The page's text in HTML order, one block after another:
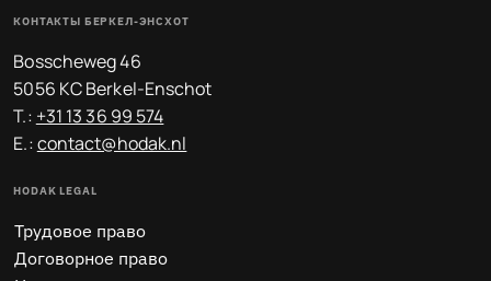
КОНТАКТЫ БЕРКЕЛ-ЭНСХОТ
Bosscheweg 46
5056 KC Berkel-Enschot
T.: +31 13 36 99 574
E.:contact@hodak.nl
HODAK LEGAL
Трудовое право
Договорное право